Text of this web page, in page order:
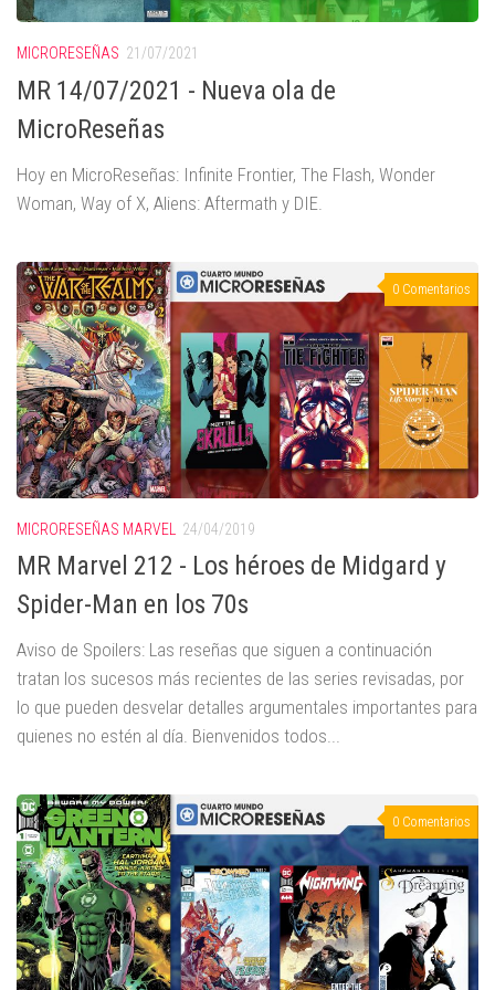
MICRORESEÑAS 21/07/2021
MR 14/07/2021 - Nueva ola de
MicroReseñas
Hoy en MicroReseñas: Infinite Frontier, The Flash, Wonder
Woman, Way of X, Aliens: Aftermath y DIE.
0 Comentarios
MICRORESEÑAS MARVEL 24/04/2019
MR Marvel 212 - Los héroes de Midgard y
Spider-Man en los 70s
Aviso de Spoilers: Las reseñas que siguen a continuación
tratan los sucesos más recientes de las series revisadas, por
lo que pueden desvelar detalles argumentales importantes para
quienes no estén al día. Bienvenidos todos...
0 Comentarios